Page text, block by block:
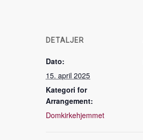
DETALJER
Dato:
15. april 2025
Kategori for
Arrangement:
Domkirkehjemmet